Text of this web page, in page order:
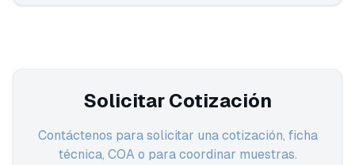
Solicitar Cotización
Contáctenos para solicitar una cotización, ficha
técnica, COA o para coordinar muestras.